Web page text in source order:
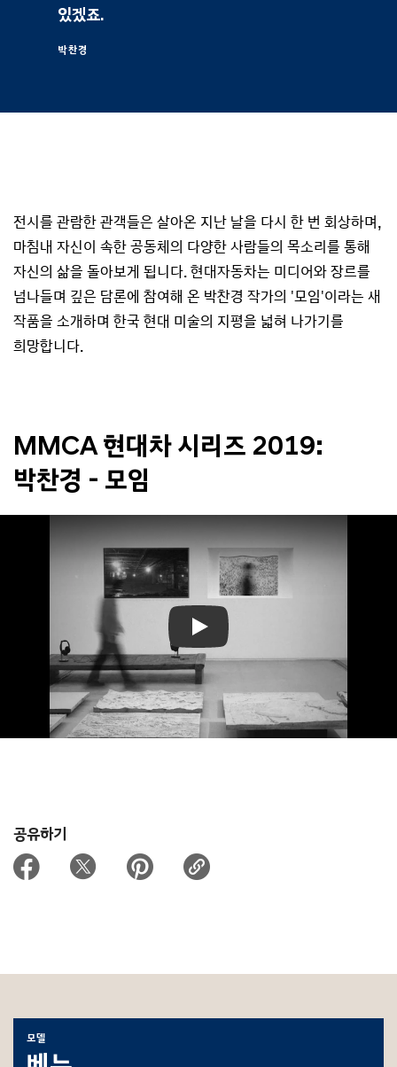
있겠죠.
박찬경
전시를 관람한 관객들은 살아온 지난 날을 다시 한 번 회상하며,
마침내 자신이 속한 공동체의 다양한 사람들의 목소리를 통해
자신의 삶을 돌아보게 됩니다. 현대자동차는 미디어와 장르를
넘나들며 깊은 담론에 참여해 온 박찬경 작가의 '모임'이라는 새
작품을 소개하며 한국 현대 미술의 지평을 넓혀 나가기를
희망합니다.
MMCA 현대차 시리즈 2019:
박찬경 - 모임
Play
공유하기
모델